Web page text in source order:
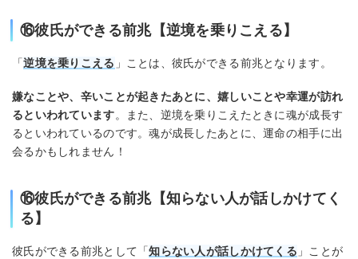
⑯彼氏ができる前兆【逆境を乗りこえる】
「逆境を乗りこえる 」ことは、彼氏ができる前兆となります。
嫌なことや、辛いことが起きたあとに、嬉しいことや幸運が訪れ
るといわれています。また、逆境を乗りこえたときに魂が成長す
るといわれているのです。魂が成長したあとに、運命の相手に出
会るかもしれません！
⑯彼氏ができる前兆【知らない人が話しかけてく
る】
彼氏ができる前兆として「知らない人が話しかけてくる 」ことが